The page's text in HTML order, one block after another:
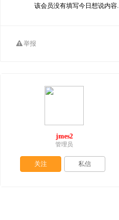
该会员没有填写今日想说内容.
举报
jmes2
管理员
关注 私信